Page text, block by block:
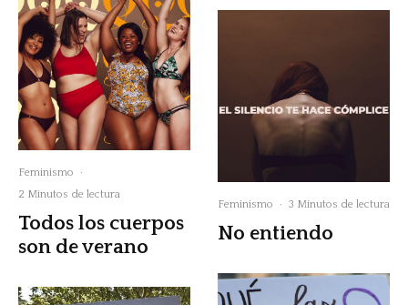
Feminismo
·
2 Minutos de lectura
Todos los cuerpos
son de verano
Feminismo · 3 Minutos de lectura
No entiendo